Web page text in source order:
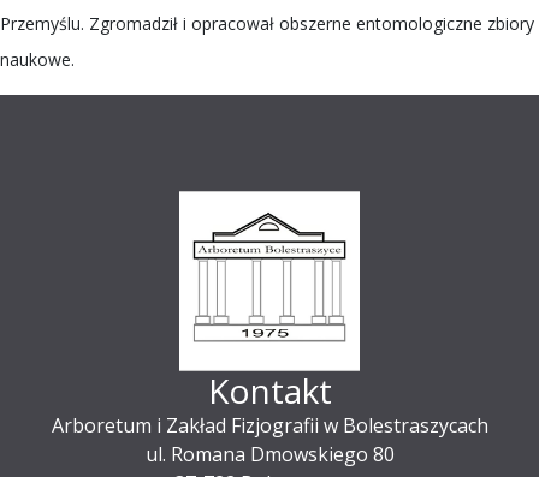
Przemyślu. Zgromadził i opracował obszerne entomologiczne zbiory
naukowe.
Kontakt
Arboretum i Zakład Fizjografii w Bolestraszycach
ul. Romana Dmowskiego 80